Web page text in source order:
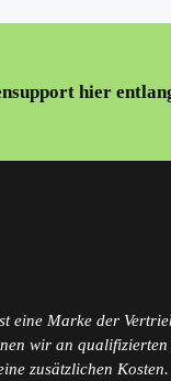
hier
eine Marke der
wir an
zusätzlichen Kosten.